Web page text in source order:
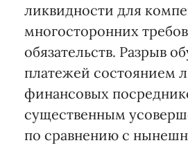
ликвидности для
многосторонних
обязательств. Разрыв
платежей состоянием
финансовых
существенным
по сравнению с